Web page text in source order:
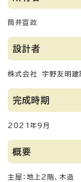
筒井宣政
設計者
株式会社 宇野友明建
完成時期
2021年9月
概要
主屋：地上2階、木造